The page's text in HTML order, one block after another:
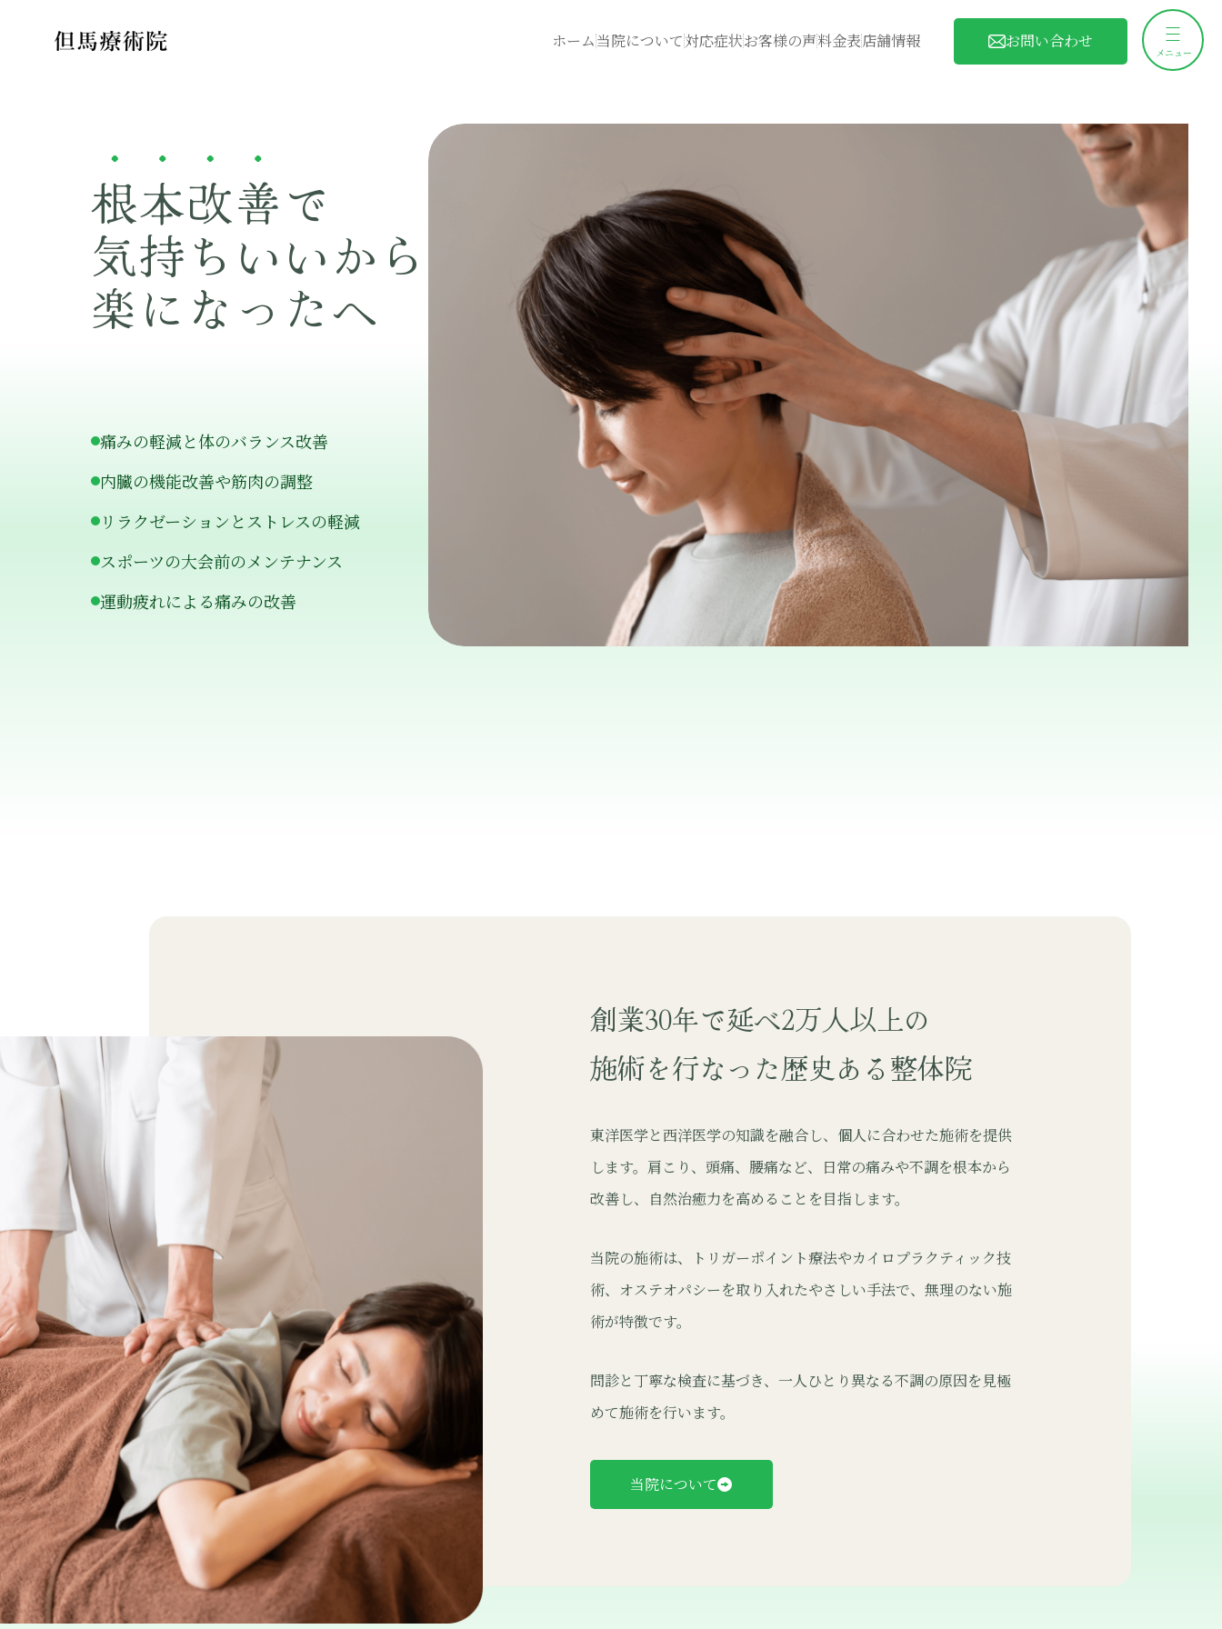
ホーム当院について対応症状お客様の声料金表店舗情報 お問い合わせ
メニュー
根本改善で
気持ちいいから
楽になったへ
痛みの軽減と体のバランス改善
内臓の機能改善や筋肉の調整
リラクゼーションとストレスの軽減
スポーツの大会前のメンテナンス
運動疲れによる痛みの改善
創業30年で延べ2万人以上の
施術を行なった歴史ある整体院
東洋医学と西洋医学の知識を融合し、個人に合わせた施術を提供
します。肩こり、頭痛、腰痛など、日常の痛みや不調を根本から
改善し、自然治癒力を高めることを目指します。
当院の施術は、トリガーポイント療法やカイロプラクティック技
術、オステオパシーを取り入れたやさしい手法で、無理のない施
術が特徴です。
問診と丁寧な検査に基づき、一人ひとり異なる不調の原因を見極
めて施術を行います。
当院について